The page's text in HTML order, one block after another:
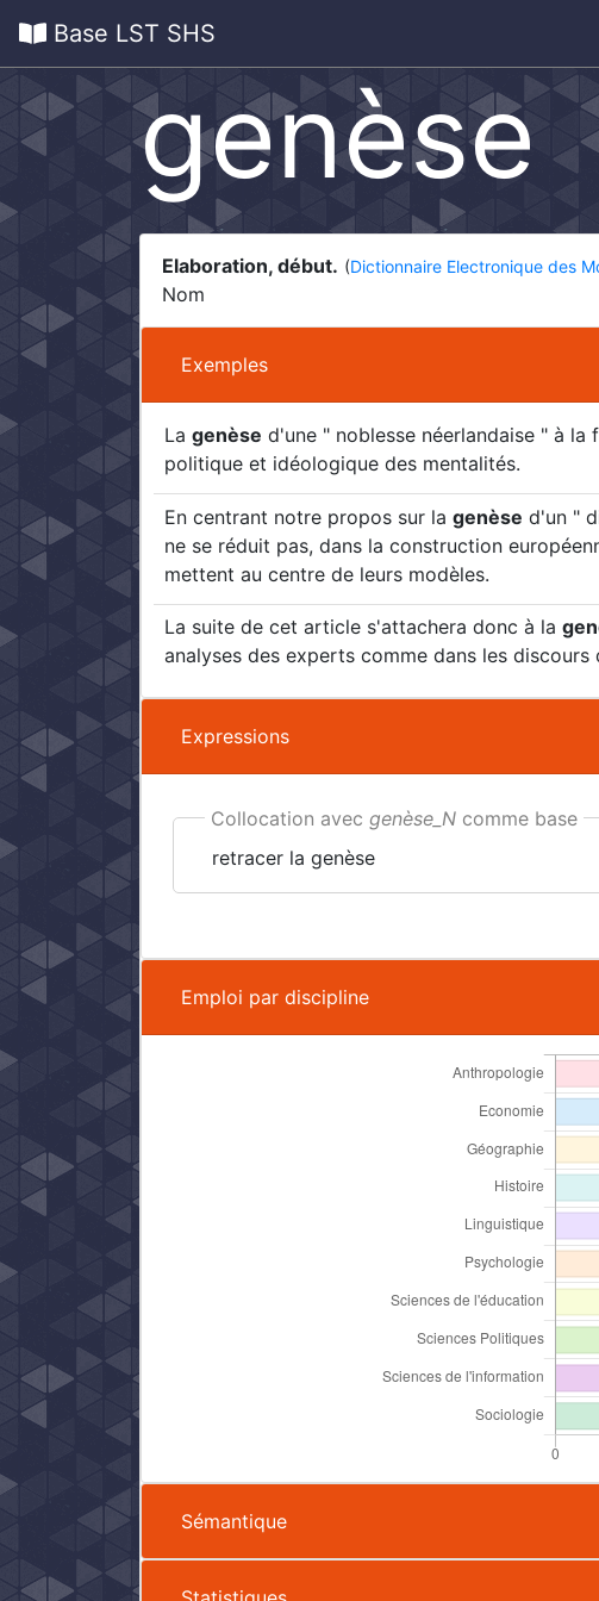
Base LST SHS
genèse
Elaboration, début. (Dictionnaire Electronique des
Nom
Exemples
Lagenèse d'une " noblesse néerlandaise " à
politique et idéologique des mentalités.
En centrant notre propos sur lagenèse d'un "
ne se réduit pas, dans la construction
mettent au centre de leurs modèles.
La suite de cet article s'attachera donc à la
analyses des experts comme dans les
Expressions
Collocation avec genèse_Ncomme base
retracer la genèse
Emploi par discipline
Sémantique